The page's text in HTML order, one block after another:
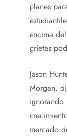
planes
encima
grietas
Jason
Morgan,
ignorando
mercado